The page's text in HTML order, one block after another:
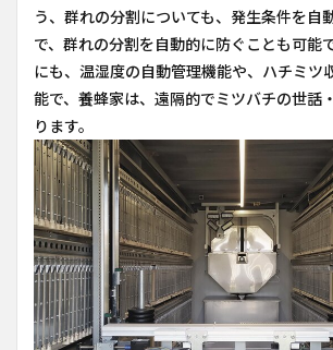
う、群れの分割についても、発生条件を自
で、群れの分割を自動的に防ぐことも可能
にも、温湿度の自動管理機能や、ハチミツ
能で、養蜂家は、遠隔的でミツバチの世話
ります。